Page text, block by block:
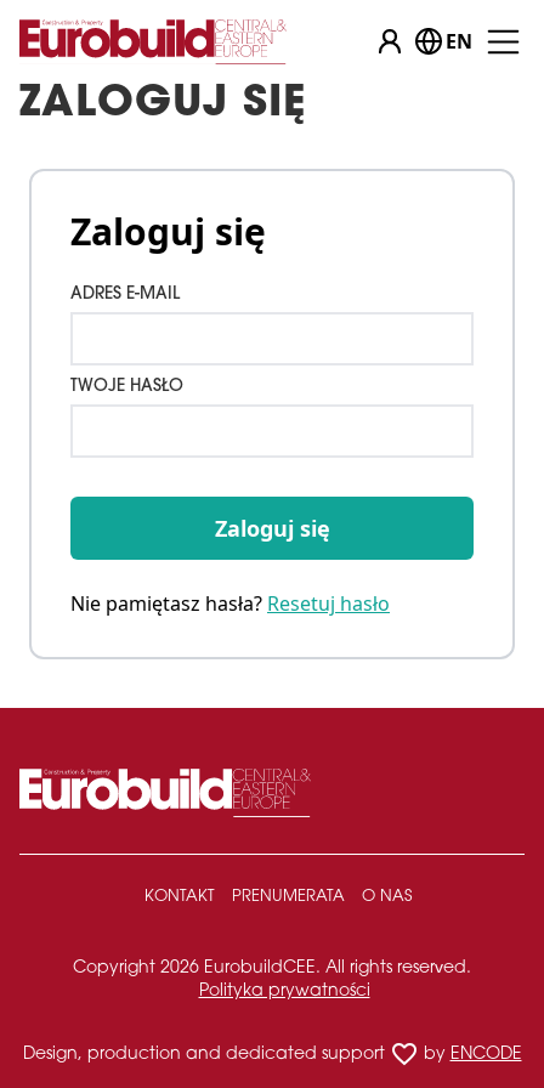
EN
ZALOGUJ SIĘ
Zaloguj się
ADRES E-MAIL
TWOJE HASŁO
Zaloguj się
Nie pamiętasz hasła? Resetuj hasło
KONTAKT PRENUMERATA O NAS
Copyright 2026 EurobuildCEE. All rights reserved.
Polityka prywatności
Design, production and dedicated support favorite_border by ENCODE